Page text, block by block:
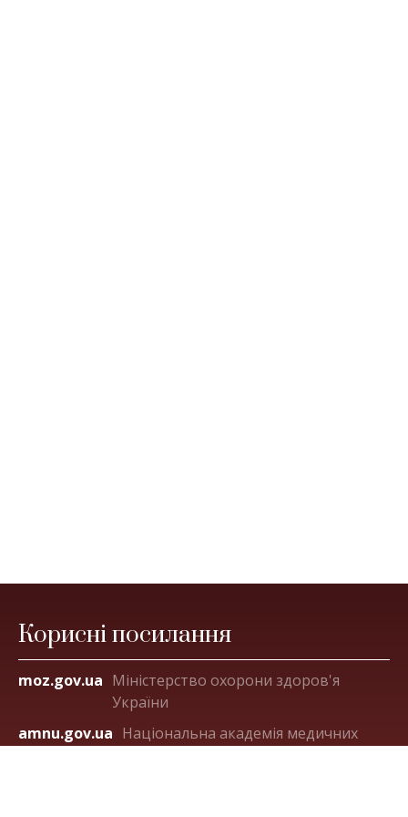
Корисні посилання
moz.gov.ua Міністерство охорони здоров'я
України
amnu.gov.ua Національна академія медичних